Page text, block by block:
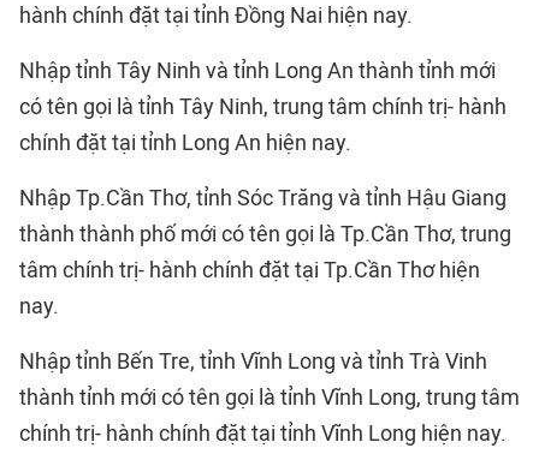
hành chính đặt tại tỉnh Đồng Nai hiện nay.
Nhập tỉnh Tây Ninh và tỉnh Long An thành tỉnh mới
có tên gọi là tỉnh Tây Ninh, trung tâm chính trị- hành
chính đặt tại tỉnh Long An hiện nay.
Nhập Tp.Cần Thơ, tỉnh Sóc Trăng và tỉnh Hậu Giang
thành thành phố mới có tên gọi là Tp.Cần Thơ, trung
tâm chính trị- hành chính đặt tại Tp.Cần Thơ hiện
nay.
Nhập tỉnh Bến Tre, tỉnh Vĩnh Long và tỉnh Trà Vinh
thành tỉnh mới có tên gọi là tỉnh Vĩnh Long, trung tâm
chính trị- hành chính đặt tại tỉnh Vĩnh Long hiện nay.